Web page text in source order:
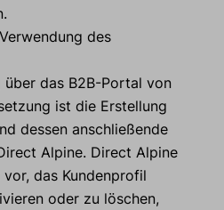
des
das B2B-Portal von
ist die Erstellung
dessen anschließende
Alpine. Direct Alpine
das Kundenprofil
oder zu löschen,